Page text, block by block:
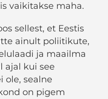
vaikitakse maha.
sellest, et Eestis
ainult poliitikute,
ja maailma
ajal kui see
ole, sealne
on pigem